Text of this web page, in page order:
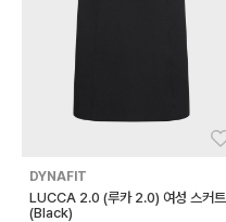
DYNAFIT
LUCCA 2.0 (루카 2.0) 여성 스커트
(Black)